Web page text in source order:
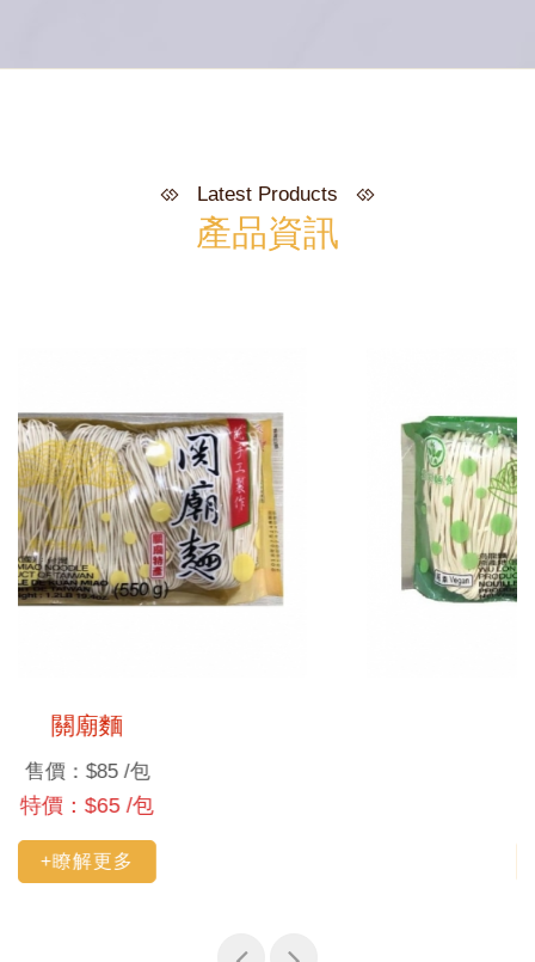
Latest Products
產品資訊